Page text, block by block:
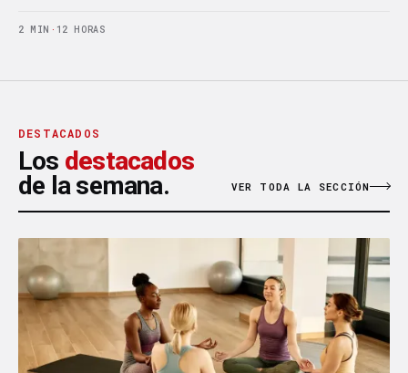
2 MIN · 12 HORAS
DESTACADOS
Los destacados
de la semana.
VER TODA LA SECCIÓN